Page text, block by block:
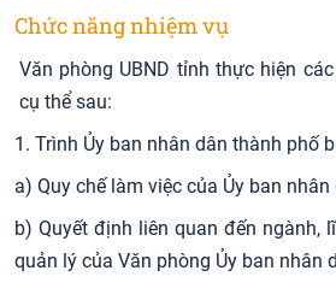
Chức năng nhiệm vụ
Văn phòng UBND tỉnh thực hiện
cụ thể sau:
1. Trình Ủy ban nhân dân thành phố
a) Quy chế làm việc của Ủy ban
b) Quyết định liên quan đến ngành,
quản lý của Văn phòng Ủy ban nhân